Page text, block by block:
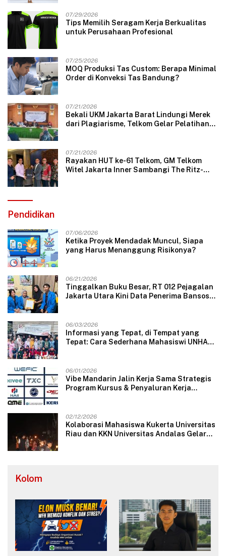
07/29/2026
Tips Memilih Seragam Kerja Berkualitas
untuk Perusahaan Profesional
07/25/2026
MOQ Produksi Tas Custom: Berapa Minimal
Order di Konveksi Tas Bandung?
07/21/2026
Bekali UKM Jakarta Barat Lindungi Merek
dari Plagiarisme, Telkom Gelar Pelatihan
07/21/2026
Rayakan HUT ke-61 Telkom, GM Telkom
Witel Jakarta Inner Sambangi The Ritz-
Pendidikan
07/06/2026
Ketika Proyek Mendadak Muncul, Siapa
yang Harus Menanggung Risikonya?
06/21/2026
Tinggalkan Buku Besar, RT 012 Pejagalan
Jakarta Utara Kini Data Penerima Bansos
06/03/2026
Informasi yang Tepat, di Tempat yang
Tepat: Cara Sederhana Mahasiswi UNHAS
06/01/2026
Vibe Mandarin Jalin Kerja Sama Strategis
Program Kursus & Penyaluran Kerja
02/12/2026
Kolaborasi Mahasiswa Kukerta Universitas
Riau dan KKN Universitas Andalas Gelar
Kolom